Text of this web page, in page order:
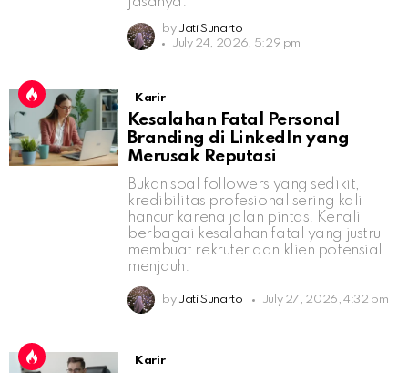
by Jati Sunarto
July 24, 2026, 5:29 pm
Karir
Kesalahan Fatal Personal
Branding di LinkedIn yang
Merusak Reputasi
Bukan soal followers yang sedikit,
kredibilitas profesional sering kali
hancur karena jalan pintas. Kenali
berbagai kesalahan fatal yang justru
membuat rekruter dan klien potensial
menjauh.
by Jati Sunarto July 27, 2026, 4:32 pm
Karir